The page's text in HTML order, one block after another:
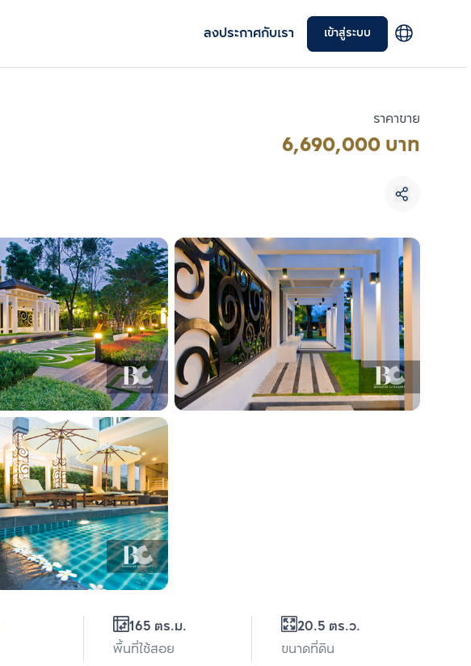
ลงประกาศกับเรา เข้าสู่ระบบ
ราคาขาย
6,690,000 บาท
165 ตร.ม.
พื้นที่ใช้สอย
20.5 ตร.ว.
ขนาดที่ดิน
เพิ่มยูนิตเปรียบเทียบ
รายการที่ 3
เลือกยูนิตเพื่อเปรียบเทียบ
เลือกได้สูงสุด 3 รายการ
เปรียบเทียบ
ลบทั้งหมด